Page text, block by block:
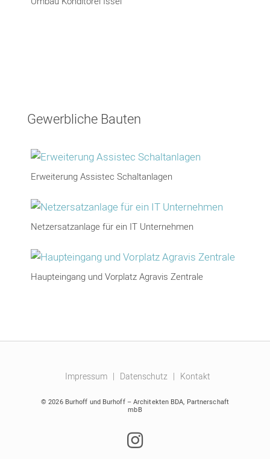
Gewerbliche Bauten
Erweiterung Assistec Schaltanlagen
Netzersatzanlage für ein IT Unternehmen
Haupteingang und Vorplatz Agravis Zentrale
Impressum| Datenschutz | Kontakt
© 2026 Burhoff und Burhoff – Architekten BDA, Partnerschaft
mbB
